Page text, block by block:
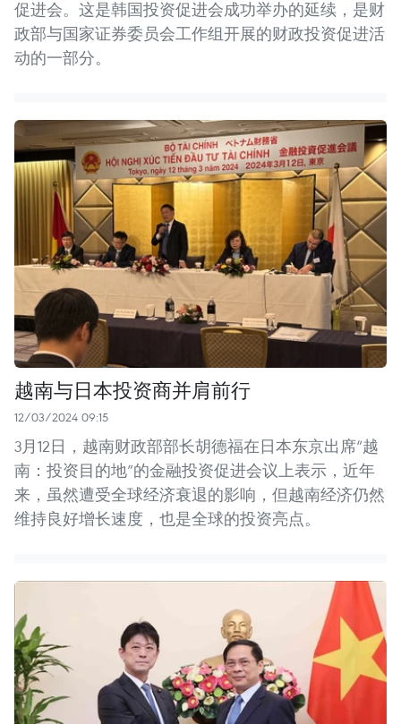
促进会。这是韩国投资促进会成功举办的延续，是财
政部与国家证券委员会工作组开展的财政投资促进活
动的一部分。
越南与日本投资商并肩前行
12/03/2024 09:15
3月12日，越南财政部部长胡德福在日本东京出席“越
南：投资目的地”的金融投资促进会议上表示，近年
来，虽然遭受全球经济衰退的影响，但越南经济仍然
维持良好增长速度，也是全球的投资亮点。